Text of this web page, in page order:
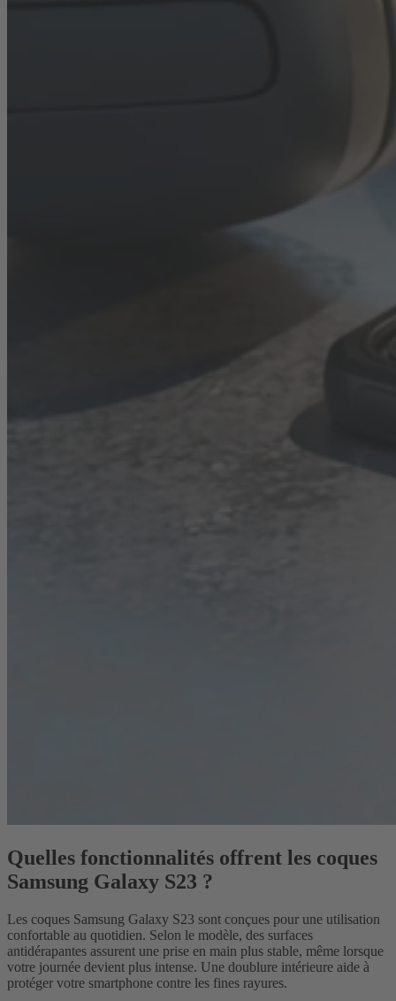
Quelles fonctionnalités offrent les coques
Samsung Galaxy S23 ?
Les coques Samsung Galaxy S23 sont conçues pour une utilisation
confortable au quotidien. Selon le modèle, des surfaces
antidérapantes assurent une prise en main plus stable, même lorsque
votre journée devient plus intense. Une doublure intérieure aide à
protéger votre smartphone contre les fines rayures.